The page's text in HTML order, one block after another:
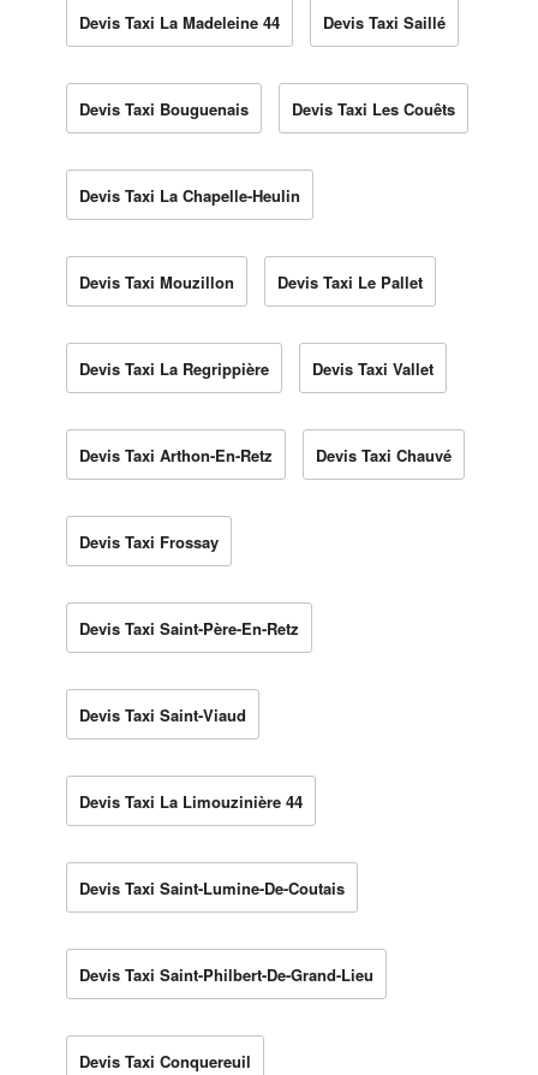
Devis Taxi La Madeleine 44 Devis Taxi Saillé
Devis Taxi Bouguenais Devis Taxi Les Couêts
Devis Taxi La Chapelle-Heulin
Devis Taxi Mouzillon Devis Taxi Le Pallet
Devis Taxi La Regrippière Devis Taxi Vallet
Devis Taxi Arthon-En-Retz Devis Taxi Chauvé
Devis Taxi Frossay
Devis Taxi Saint-Père-En-Retz
Devis Taxi Saint-Viaud
Devis Taxi La Limouzinière 44
Devis Taxi Saint-Lumine-De-Coutais
Devis Taxi Saint-Philbert-De-Grand-Lieu
Devis Taxi Conquereuil